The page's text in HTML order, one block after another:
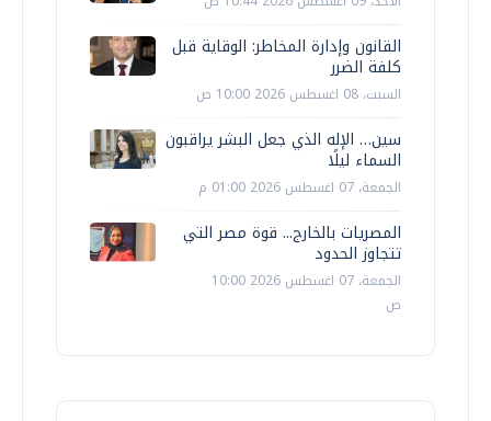
القانون وإدارة المخاطر: الوقاية قبل
كلفة الضرر
السبت، 08 اغسطس 2026 10:00 ص
سين… الإله الذي جعل البشر يراقبون
السماء ليلًا
الجمعة، 07 اغسطس 2026 01:00 م
المصريات بالخارج... قوة مصر التي
تتجاوز الحدود
الجمعة، 07 اغسطس 2026 10:00
ص